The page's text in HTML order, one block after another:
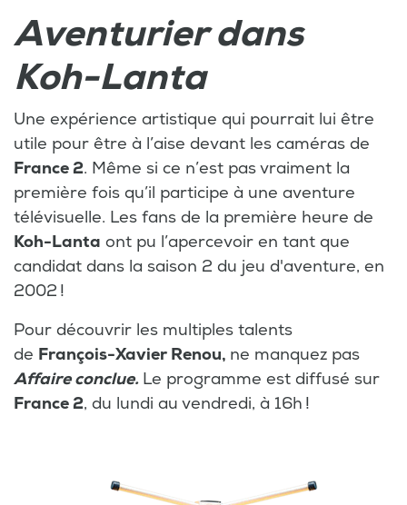
Aventurier dans
Koh-Lanta
Une expérience artistique qui pourrait lui être
utile pour être à l’aise devant les caméras de
France 2. Même si ce n’est pas vraiment la
première fois qu’il participe à une aventure
télévisuelle. Les fans de la première heure de
Koh-Lanta ont pu l’apercevoir en tant que
candidat dans la saison 2 du jeu d'aventure, en
2002 !
Pour découvrir les multiples talents
de François-Xavier Renou, ne manquez pas
Affaire conclue. Le programme est diffusé sur
France 2, du lundi au vendredi, à 16h !